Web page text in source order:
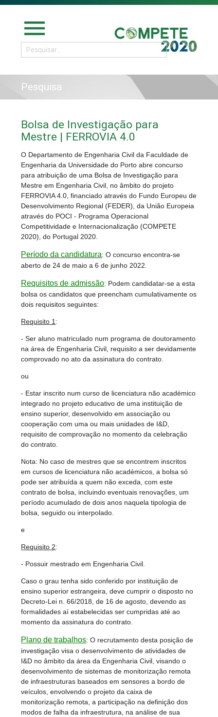
menu
Pesquisa
Bolsa de Investigação para
Mestre | FERROVIA 4.0
O Departamento de Engenharia Civil da Faculdade de
Engenharia da Universidade do Porto abre concurso
para atribuição de uma Bolsa de Investigação para
Mestre em Engenharia Civil, no âmbito do projeto
FERROVIA 4.0, financiado através do Fundo Europeu de
Desenvolvimento Regional (FEDER), da União Europeia
através do POCI - Programa Operacional
Competitividade e Internacionalização (COMPETE
2020), do Portugal 2020.
Período da candidatura: O concurso encontra-se
aberto de 24 de maio a 6 de junho 2022.
Requisitos de admissão: Podem candidatar-se a esta
bolsa os candidatos que preencham cumulativamente os
dois requisitos seguintes:
Requisito 1:
- Ser aluno matriculado num programa de doutoramento
na área de Engenharia Civil, requisito a ser devidamente
comprovado no ato da assinatura do contrato.
ou
- Estar inscrito num curso de licenciatura não académico
integrado no projeto educativo de uma instituição de
ensino superior, desenvolvido em associação ou
cooperação com uma ou mais unidades de I&D,
requisito de comprovação no momento da celebração
do contrato.
Nota: No caso de mestres que se encontrem inscritos
em cursos de licenciatura não académicos, a bolsa só
pode ser atribuída a quem não exceda, com este
contrato de bolsa, incluindo eventuais renovações, um
período acumulado de dois anos naquela tipologia de
bolsa, seguido ou interpolado.
e
Requisito 2:
- Possuir mestrado em Engenharia Civil.
Caso o grau tenha sido conferido por instituição de
ensino superior estrangeira, deve cumprir o disposto no
Decreto-Lei n. 66/2018, de 16 de agosto, devendo as
formalidades aí estabelecidas ser cumpridas até ao
momento da assinatura do contrato.
Plano de trabalhos:O recrutamento desta posição de
investigação visa o desenvolvimento de atividades de
I&D no âmbito da área da Engenharia Civil, visando o
desenvolvimento de sistemas de monitorização remota
de infraestruturas baseados em sensores a bordo de
veículos, envolvendo o projeto da caixa de
monitorização remota, a participação na definição dos
modos de falha da infraestrutura, na análise de sua